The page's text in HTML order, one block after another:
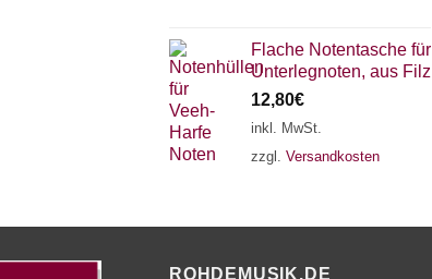
Flache Notentasche für
Unterlegnoten, aus Filz
12,80€
inkl. MwSt.
zzgl. Versandkosten
ROHDEMUSIK.DE